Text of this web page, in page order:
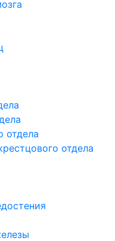
отдела
отдела